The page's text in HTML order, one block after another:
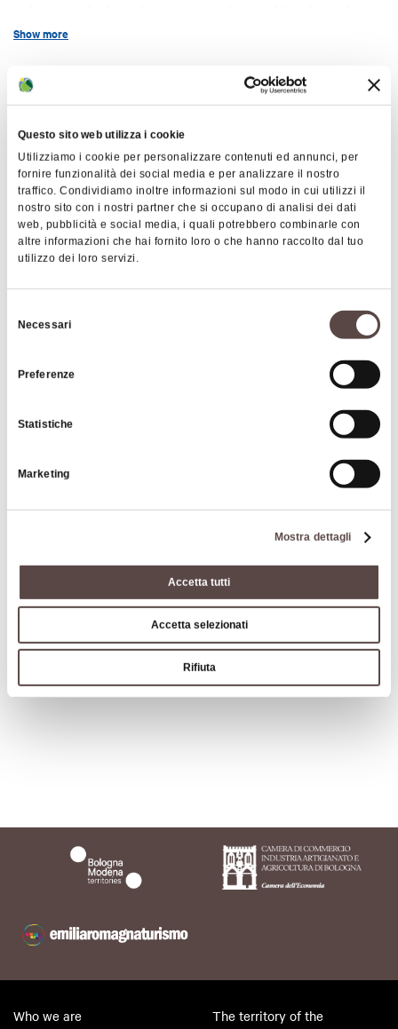
Questo sito web utilizza i cookie
Utilizziamo i cookie per personalizzare contenuti ed annunci, per
fornire funzionalità dei social media e per analizzare il nostro
traffico. Condividiamo inoltre informazioni sul modo in cui utilizzi il
nostro sito con i nostri partner che si occupano di analisi dei dati
web, pubblicità e social media, i quali potrebbero combinarle con
altre informazioni che hai fornito loro o che hanno raccolto dal tuo
utilizzo dei loro servizi.
delNecessari
Preferenze
Statistiche
Marketing
Mostra dettagli
Accetta tutti
Accetta selezionati
Rifiuta
was built along the shores of the lake, precisely in
Immersed in the territory of theSuviana and
Brasimone Lakes Regional Park, it offers a route
marked by the C.A.I. that allows a complete tour,
passing through various points of interest.
In addition to hydroelectric power generation, the
lake is suitable for bathing activities and water
sports such as windsurfing, sailing and rowing,
despite strict bathing regulations. With several pic
Show more
Map
+
−
contributors ©CARTO
Suviana Lake
Oasis
Who we are
The territory of the